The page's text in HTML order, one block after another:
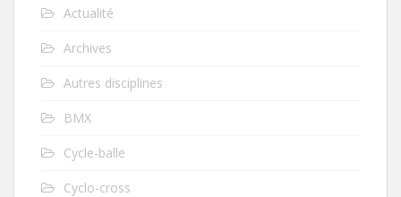
Actualité
Archives
Autres disciplines
BMX
Cycle-balle
Cyclo-cross